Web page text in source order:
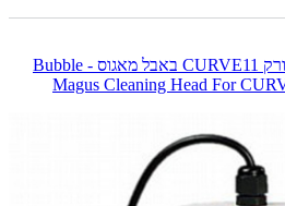
ראש ניקוי ACS280 לפורק CURVE11 באבל מאגוס - Bubble
Magus Cleaning Head For